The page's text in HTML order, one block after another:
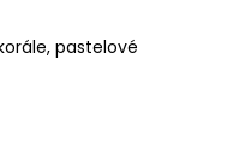
pastelové